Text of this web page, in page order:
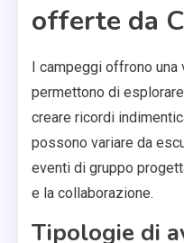
offerte da
I campeggi offrono una
permettono di
creare ricordi
possono variare da
eventi di gruppo
e la collaborazione.
Tipologie di